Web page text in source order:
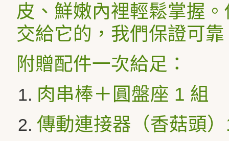
皮、鮮嫩內裡輕鬆掌握
交給它的，我們保證可靠
附贈配件一次給足：
肉串棒＋圓盤座 1 組
傳動連接器（香菇頭